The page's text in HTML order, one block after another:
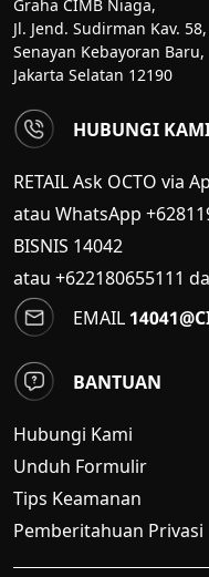
Graha CIMB Niaga,
Jl. Jend. Sudirman Kav. 58,
Senayan Kebayoran Baru,
Jakarta Selatan 12190
HUBUNGI
RETAIL Ask OCTO via
atau WhatsApp
BISNIS 14042
atau +622180655111
EMAIL
BANTUAN
Hubungi Kami
Unduh Formulir
Tips Keamanan
Pemberitahuan Privasi